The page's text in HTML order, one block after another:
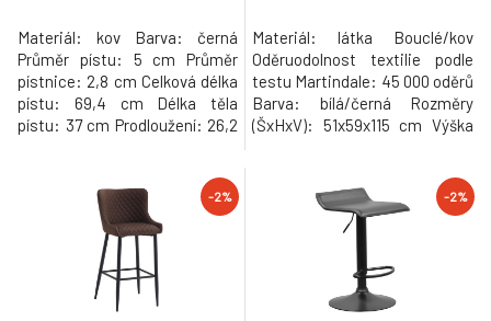
Materiál: kov Barva: černá
Průměr pístu: 5 cm Průměr
pístnice: 2,8 cm Celková délka
pístu: 69,4 cm Délka těla
pístu: 37 cm Prodloužení: 26,2
Náhradní plynový píst Pro
barové židle Hmotnost: 1.25kg
Materiál: látka Bouclé/kov
Oděruodolnost textilie podle
testu Martindale: 45 000 oděrů
Barva: bílá/černá Rozměry
(ŠxHxV): 51x59x115 cm Výška
zádové opěrky: 43 cm Šířka
zádové opěrky: 39 cm
Nosnost: 100 kg Kovová
konstrukce Designové
Dodáváno v demontu
Hmotnost: 7.15kg
-2% -2%